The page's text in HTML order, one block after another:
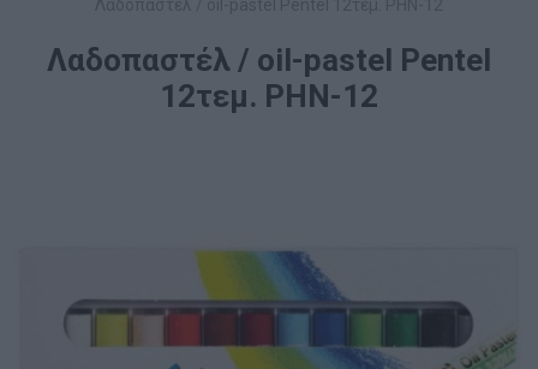
Λαδοπαστέλ / oil-pastel Pentel
12τεμ. PHN-12